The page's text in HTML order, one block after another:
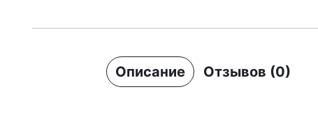
Описание Отзывов (0)